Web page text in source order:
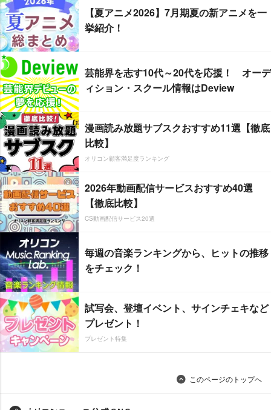
【夏アニメ2026】7月期夏の新アニメを一
挙紹介！
芸能界を志す10代～20代を応援！ オーデ
ィション・スクール情報はDeview
漫画読み放題サブスクおすすめ11選【徹底
比較】
オリコン顧客満足度ランキング
2026年動画配信サービスおすすめ40選
【徹底比較】
CS動画配信サービス20選
毎週の音楽ランキングから、ヒットの推移
をチェック！
試写会、登壇イベント、サインチェキなど
プレゼント！
プレゼント特集
このページのトップへ